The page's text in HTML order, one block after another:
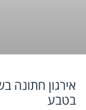
אירגון חתונה
בטבע